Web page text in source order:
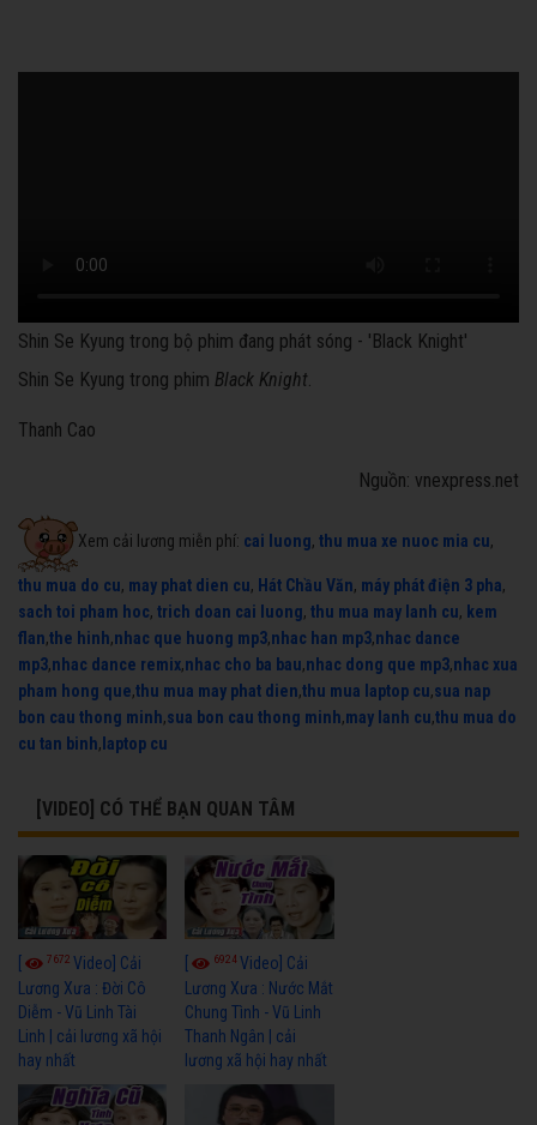
Shin Se Kyung trong bộ phim đang phát sóng - 'Black Knight'
Shin Se Kyung trong phim Black Knight.
Thanh Cao
Nguồn: vnexpress.net
Xem cải lương miễn phí: cai luong, thu mua xe nuoc mia cu,
thu mua do cu, may phat dien cu, Hát Chầu Văn, máy phát điện 3 pha,
sach toi pham hoc, trich doan cai luong, thu mua may lanh cu, kem
flan,the hinh,nhac que huong mp3,nhac han mp3,nhac dance
mp3,nhac dance remix,nhac cho ba bau,nhac dong que mp3,nhac xua
pham hong que,thu mua may phat dien,thu mua laptop cu,sua nap
bon cau thong minh,sua bon cau thong minh,may lanh cu,thu mua do
cu tan binh, laptop cu
[VIDEO] CÓ THỂ BẠN QUAN TÂM
7672 Video] Cải
Lương Xưa : Đời Cô
Diễm - Vũ Linh Tài
Linh | cải lương xã hội
hay nhất
6924Video] Cải
Lương Xưa : Nước Mắt
Chung Tình - Vũ Linh
Thanh Ngân | cải
lương xã hội hay nhất